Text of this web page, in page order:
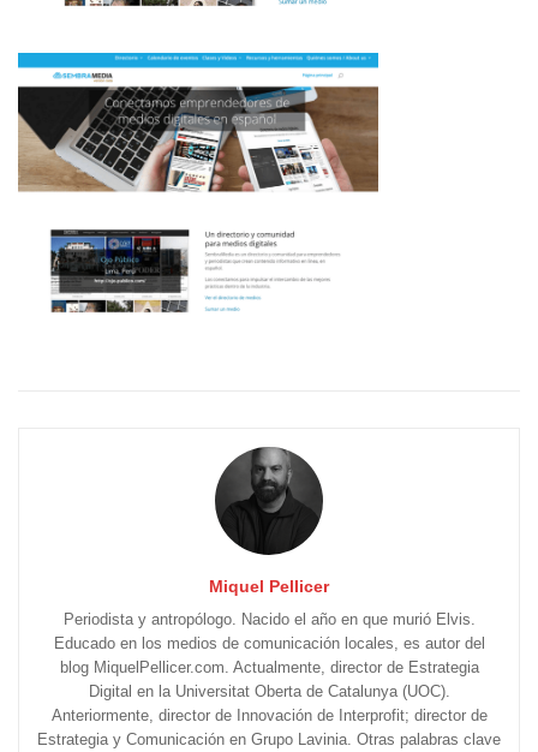
Miquel Pellicer
Periodista y antropólogo. Nacido el año en que murió Elvis.
Educado en los medios de comunicación locales, es autor del
blog MiquelPellicer.com. Actualmente, director de Estrategia
Digital en la Universitat Oberta de Catalunya (UOC).
Anteriormente, director de Innovación de Interprofit; director de
Estrategia y Comunicación en Grupo Lavinia. Otras palabras clave